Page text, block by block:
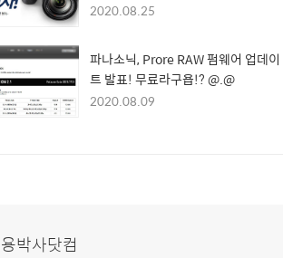
2020.08.25
파나소닉, Prore RAW 펌웨어 업데이
트 발표! 무료라구욥!? @.@
2020.08.09
용박사닷컴